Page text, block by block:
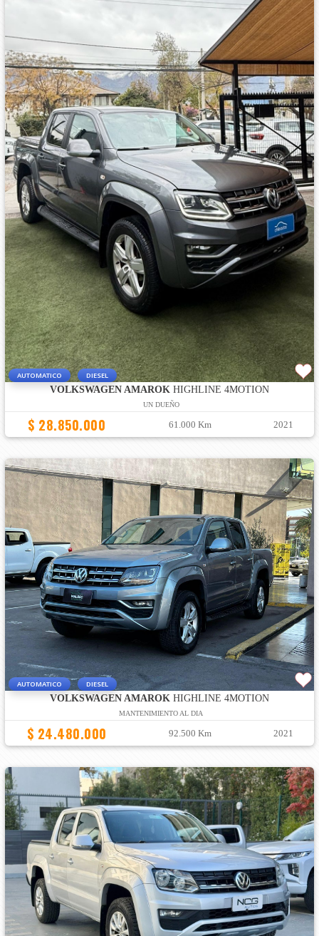
AUTOMATICO DIESEL
VOLKSWAGEN AMAROKHIGHLINE 4MOTION
UN DUEÑO
$ 28.850.000 61.000 Km 2021
AUTOMATICO DIESEL
VOLKSWAGEN AMAROKHIGHLINE 4MOTION
MANTENIMIENTO AL DIA
$ 24.480.000 92.500 Km 2021